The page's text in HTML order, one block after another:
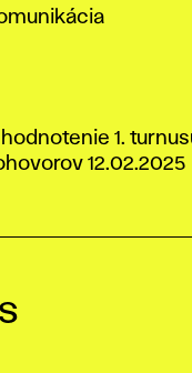
1.
12.02.2025